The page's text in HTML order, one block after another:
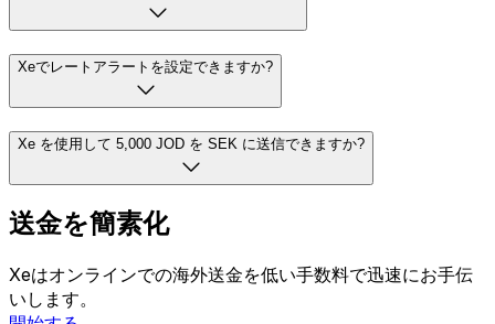
Xeでレートアラートを設定できますか?
Xe を使用して 5,000 JOD を SEK に送信できますか?
送金を簡素化
Xeはオンラインでの海外送金を低い手数料で迅速にお手伝
いします。